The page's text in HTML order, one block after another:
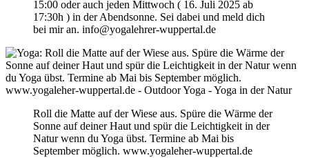
15:00 oder auch jeden Mittwoch ( 16. Juli 2025 ab
17:30h ) in der Abendsonne. Sei dabei und meld dich
bei mir an. info@yogalehrer-wuppertal.de
Roll die Matte auf der Wiese aus. Spüre die Wärme der
Sonne auf deiner Haut und spür die Leichtigkeit in der
Natur wenn du Yoga übst. Termine ab Mai bis
September möglich. www.yogaleher-wuppertal.de